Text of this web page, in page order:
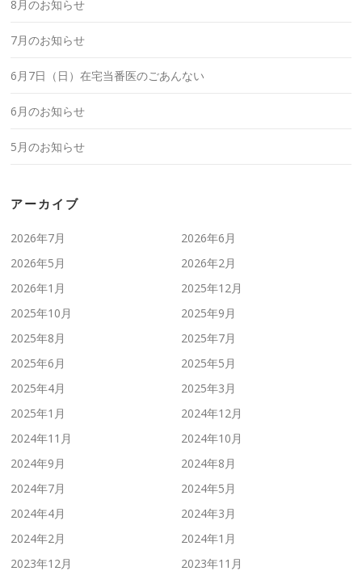
8月のお知らせ
7月のお知らせ
6月7日（日）在宅当番医のごあんない
6月のお知らせ
5月のお知らせ
アーカイブ
2026年7月
2026年6月
2026年5月
2026年2月
2026年1月
2025年12月
2025年10月
2025年9月
2025年8月
2025年7月
2025年6月
2025年5月
2025年4月
2025年3月
2025年1月
2024年12月
2024年11月
2024年10月
2024年9月
2024年8月
2024年7月
2024年5月
2024年4月
2024年3月
2024年2月
2024年1月
2023年12月
2023年11月